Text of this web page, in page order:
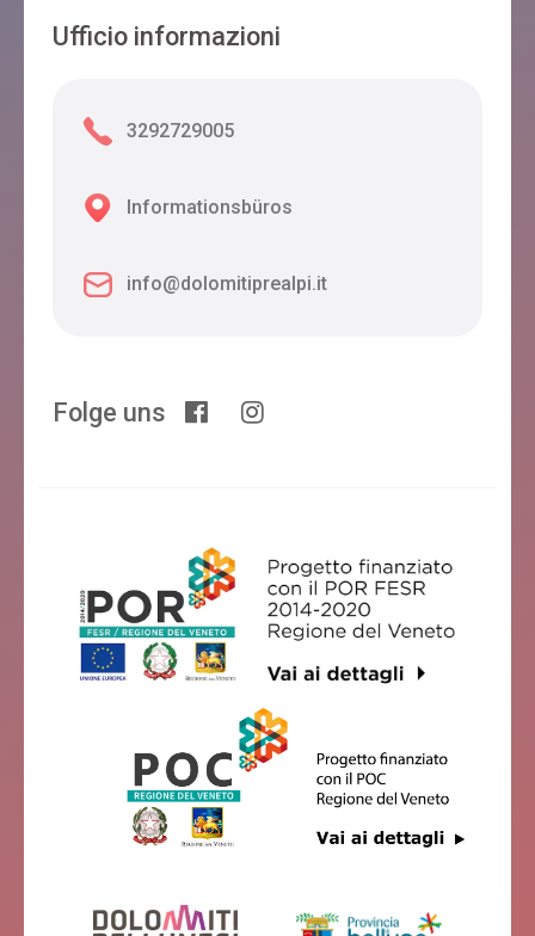
Ufficio informazioni
3292729005
Informationsbüros
info@dolomitiprealpi.it
Folge uns